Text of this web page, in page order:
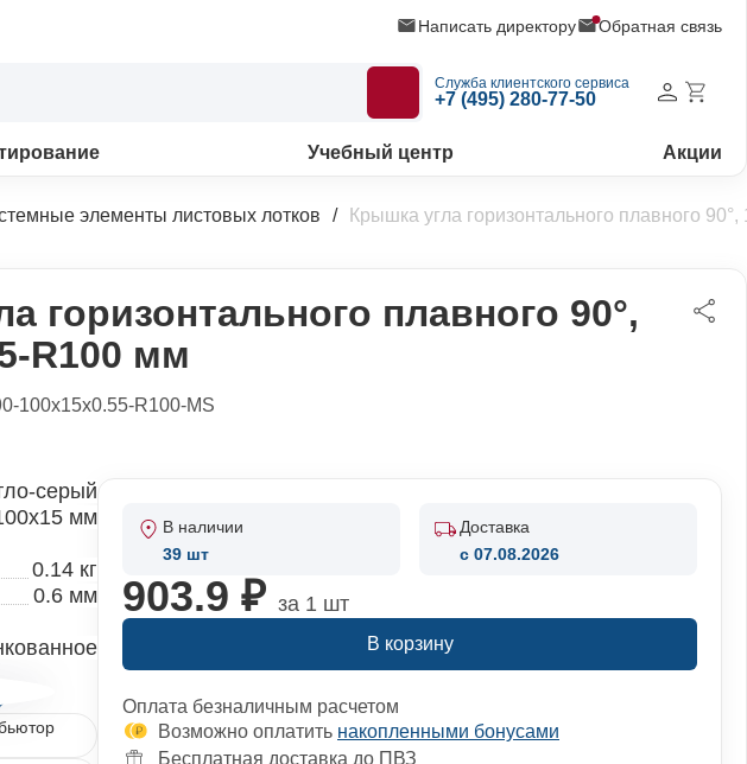
Написать директору Обратная связь
Служба клиентского сервиса
+7 (495) 280-77-50
Учебный центр Акции
элементы листовых лотков Крышка угла горизонтального плавного
горизонтального плавного 90°,
R100 мм
100x15x0.55-R100-MS
серый
мм
0.14 кг
0.6 мм
В наличии
39 шт
Доставка
c 07.08.2026
903.9 ₽ за 1 шт
В корзину
Оплата безналичным расчетом
Возможно оплатить накопленными бонусами
Бесплатная доставка до ПВЗ